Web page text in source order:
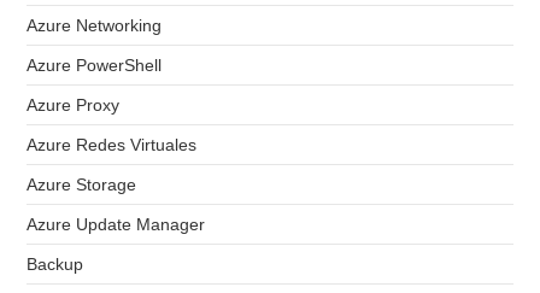
Azure Networking
Azure PowerShell
Azure Proxy
Azure Redes Virtuales
Azure Storage
Azure Update Manager
Backup